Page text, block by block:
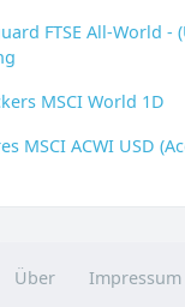
FTSE All-World -
MSCI World 1D
MSCI ACWI USD
Über Impressum